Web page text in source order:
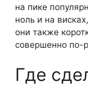
на пике
ноль и на
они также
совершенно по-
Где